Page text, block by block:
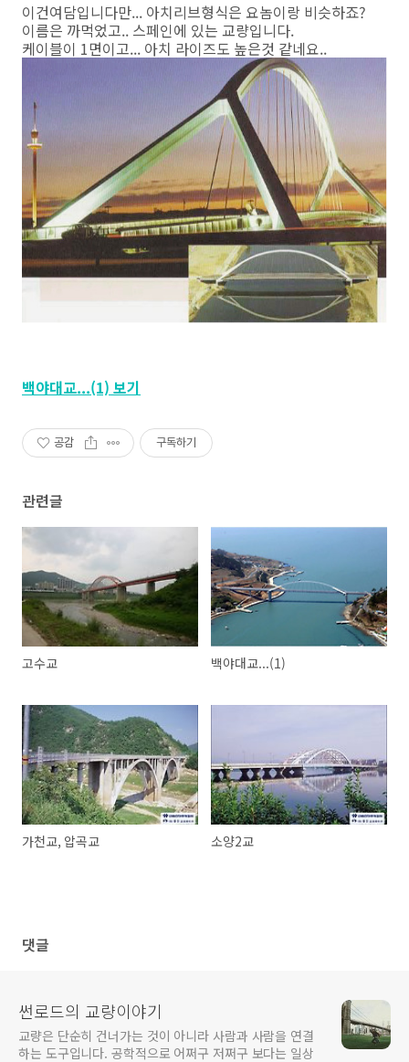
이건여담입니다만... 아치리브형식은 요놈이랑 비슷하죠?
이름은 까먹었고.. 스페인에 있는 교량입니다.
케이블이 1면이고... 아치 라이즈도 높은것 같네요..
백야대교...(1) 보기
공감 구독하기
관련글
고수교 백야대교...(1)
가천교, 압곡교 소양2교
댓글
썬로드의 교량이야기
교량은 단순히 건너가는 것이 아니라 사람과 사람을 연결
하는 도구입니다. 공학적으로 어쩌구 저쩌구 보다는 일상